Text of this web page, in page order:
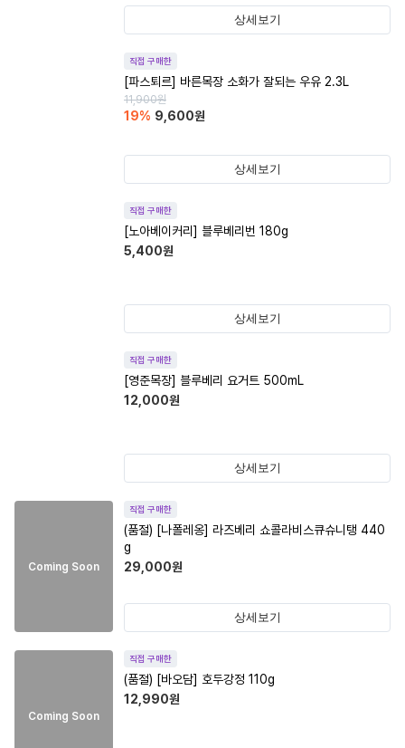
상세보기
직접 구매한
[파스퇴르] 바른목장 소화가 잘되는 우유 2.3L
11,900원
19% 9,600원
상세보기
직접 구매한
[노아베이커리] 블루베리번 180g
5,400원
상세보기
직접 구매한
[영준목장] 블루베리 요거트 500mL
12,000원
상세보기
Coming Soon
직접 구매한
(품절) [나폴레옹] 라즈베리 쇼콜라비스큐슈니탱 440
g
29,000원
상세보기
Coming Soon
직접 구매한
(품절) [바오담] 호두강정 110g
12,990원